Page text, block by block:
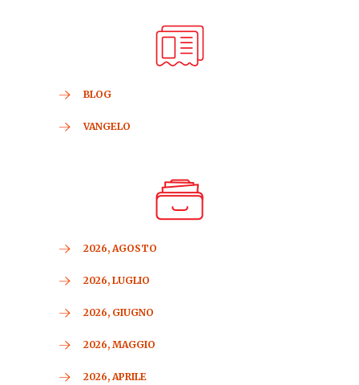
BLOG
VANGELO
2026, AGOSTO
2026, LUGLIO
2026, GIUGNO
2026, MAGGIO
2026, APRILE